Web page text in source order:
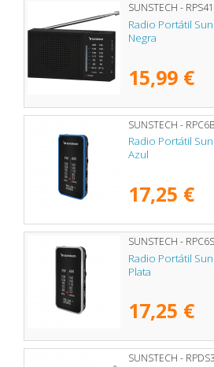
SUNSTECH -
Radio Portátil
Negra
15,99 €
SUNSTECH -
Radio Portátil
Azul
17,25 €
SUNSTECH -
Radio Portátil
Plata
17,25 €
SUNSTECH -